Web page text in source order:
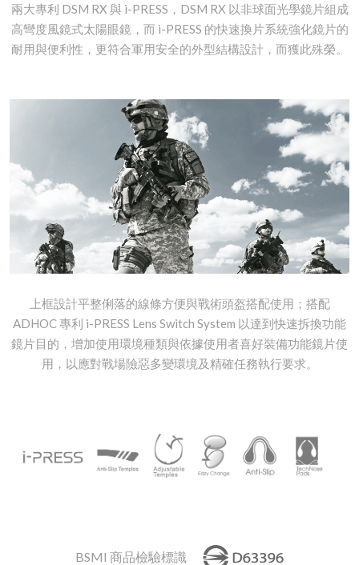
兩大專利 DSM RX 與 i-PRESS，DSM RX 以非球面光學鏡片組成
高彎度風鏡式太陽眼鏡，而 i-PRESS 的快速換片系統強化鏡片的
耐用與便利性，更符合軍用安全的外型結構設計，而獲此殊榮。
上框設計平整俐落的線條方便與戰術頭盔搭配使用；搭配
ADHOC 專利 i-PRESS Lens Switch System 以達到快速拆換功能
鏡片目的，增加使用環境種類與依據使用者喜好裝備功能鏡片使
用，以應對戰場險惡多變環境及精確任務執行要求。
BSMI 商品檢驗標識